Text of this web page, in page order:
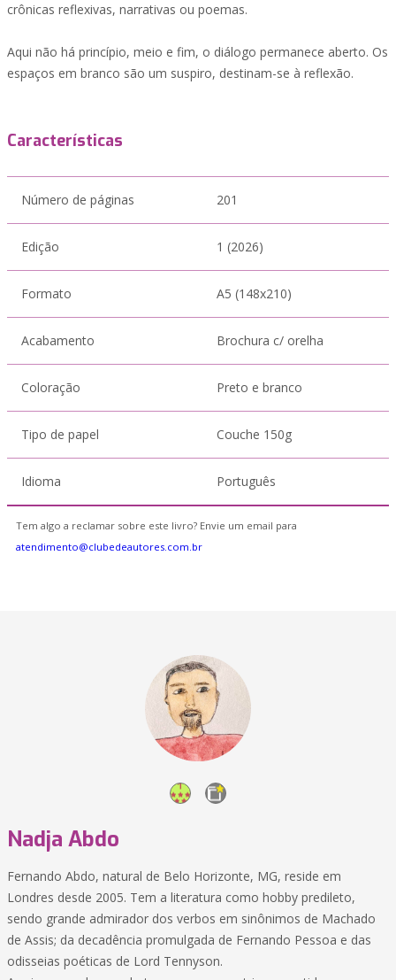
crônicas reflexivas, narrativas ou poemas.
Aqui não há princípio, meio e fim, o diálogo permanece aberto. Os
espaços em branco são um suspiro, destinam-se à reflexão.
Características
Número de páginas 201
Edição 1 (2026)
Formato A5 (148x210)
Acabamento Brochura c/ orelha
Coloração Preto e branco
Tipo de papel Couche 150g
Idioma Português
Tem algo a reclamar sobre este livro? Envie um email para
atendimento@clubedeautores.com.br
Nadja Abdo
Fernando Abdo, natural de Belo Horizonte, MG, reside em
Londres desde 2005. Tem a literatura como hobby predileto,
sendo grande admirador dos verbos em sinônimos de Machado
de Assis; da decadência promulgada de Fernando Pessoa e das
odisseias poéticas de Lord Tennyson.